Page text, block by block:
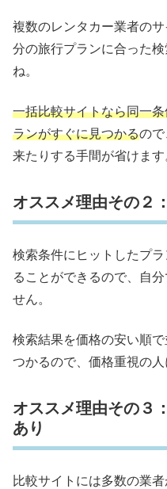
複数のレンタカー業者の
分の旅行プランに合った
ね。
一括比較サイトなら同一
ランがすぐに見つかるので
来たりする手間が省けます
オススメ理由その２
検索条件にヒットしたプ
ることができるので、自
せん。
検索結果を価格の安い順
つかるので、価格重視の人
オススメ理由その３
あり
比較サイトには多数の業